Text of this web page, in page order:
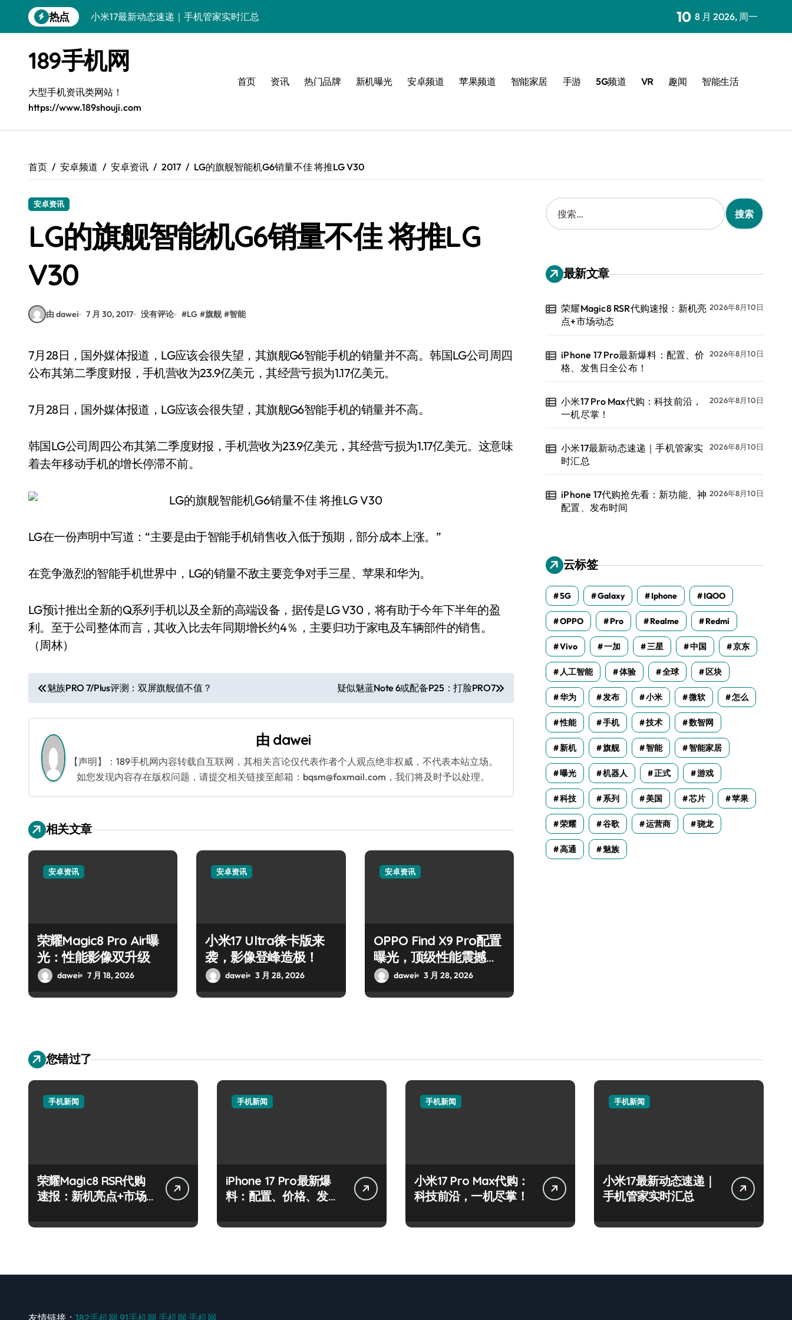
到
热点
小米17最新动态速递｜手机管家实时汇总
三星W26最新爆料：亮点全解析+代购避坑指南
iPhone 17 Pro抢先剧透！代购实测功能全解析
华为nova 15 Pro代购实测：亮点抢先看！
三星S26 Ultra亮点速览：代购抢先揭秘！
荣耀Magic8 RSR代购速报：新机亮点+市场动态
10 8 月 2026, 周一
189手机网
大型手机资讯类网站！
https://www.189shouji.com
首页 资讯 热门品牌 新机曝光 安卓频道 苹果频道 智能家居 手游 5G频道 VR 趣闻 智能生活
首页 安卓频道 安卓资讯 2017 LG的旗舰智能机G6销量不佳 将推LG V30
安卓资讯
LG的旗舰智能机G6销量不佳 将推LG
V30
由 dawei 7 月 30, 2017 没有评论 #LG #旗舰 #智能
7月28日，国外媒体报道，LG应该会很失望，其旗舰G6智能手机的销量并不高。韩国LG公司周四
公布其第二季度财报，手机营收为23.9亿美元，其经营亏损为1.17亿美元。
7月28日，国外媒体报道，LG应该会很失望，其旗舰G6智能手机的销量并不高。
韩国LG公司周四公布其第二季度财报，手机营收为23.9亿美元，其经营亏损为1.17亿美元。这意味
着去年移动手机的增长停滞不前。
LG在一份声明中写道：“主要是由于智能手机销售收入低于预期，部分成本上涨。”
在竞争激烈的智能手机世界中，LG的销量不敌主要竞争对手三星、苹果和华为。
LG预计推出全新的Q系列手机以及全新的高端设备，据传是LG V30，将有助于今年下半年的盈
利。至于公司整体而言，其收入比去年同期增长约4％，主要归功于家电及车辆部件的销售。
（周林）
文
章
导
航
魅族PRO 7/Plus评测：双屏旗舰值不值？ 疑似魅蓝Note 6或配备P25：打脸PRO7
由 dawei
【声明】：189手机网内容转载自互联网，其相关言论仅代表作者个人观点绝非权威，不代表本站立场。
如您发现内容存在版权问题，请提交相关链接至邮箱：bqsm@foxmail.com，我们将及时予以处理。
相关文章
安卓资讯
荣耀Magic8 Pro Air曝
光：性能影像双升级
dawei 7 月 18, 2026
安卓资讯
小米17 Ultra徕卡版来
袭，影像登峰造极！
dawei 3 月 28, 2026
安卓资讯
OPPO Find X9 Pro配置
曝光，顶级性能震撼发
布！dawei 3 月 28, 2026
搜
索
：
最新文章
荣耀Magic8 RSR代购速报：新机亮
点+市场动态
2026年8月10日
iPhone 17 Pro最新爆料：配置、价
格、发售日全公布！
2026年8月10日
小米17 Pro Max代购：科技前沿，
一机尽掌！
2026年8月10日
小米17最新动态速递｜手机管家实
时汇总
2026年8月10日
iPhone 17代购抢先看：新功能、神
配置、发布时间
2026年8月10日
云标签
5G Galaxy Iphone IQOO
OPPO Pro Realme Redmi
Vivo 一加 三星 中国 京东
人工智能 体验 全球 区块
华为 发布 小米 微软 怎么
性能 手机 技术 数智网
新机 旗舰 智能 智能家居
曝光 机器人 正式 游戏
科技 系列 美国 芯片 苹果
荣耀 谷歌 运营商 骁龙
高通 魅族
您错过了
手机新闻
荣耀Magic8 RSR代购
速报：新机亮点+市场
手机新闻
iPhone 17 Pro最新爆
料：配置、价格、发售
手机新闻
小米17 Pro Max代购：
科技前沿，一机尽掌！
手机新闻
小米17最新动态速递｜
手机管家实时汇总
友情链接： 182手机网 91手机网 手机网 手机网